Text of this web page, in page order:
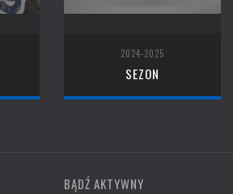
2024-2025
SEZON
BĄDŹ AKTYWNY